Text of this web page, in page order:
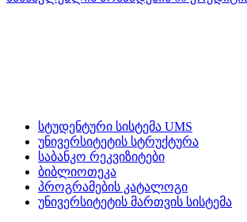
სტუდენტური სისტემა UMS
უნივერსიტეტის სტრუქტურა
საბანკო რეკვიზიტები
ბიბლიოთეკა
პროგრამების კატალოგი
უნივერსიტეტის მართვის სისტემა